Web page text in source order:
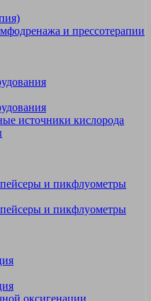
и прессотерапии
источники кислорода
и пикфлуометры
и пикфлуометры
оксигенации